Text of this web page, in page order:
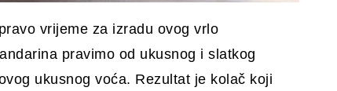
vrijeme za izradu ovog vrlo
pravimo od ukusnog i slatkog
ukusnog voća. Rezultat je kolač koji